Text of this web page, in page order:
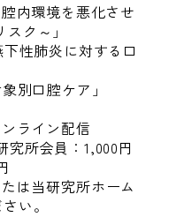
内環境を悪化させ
ク～」
性肺炎に対する口
別口腔ケア」
ライン配信
究所会員：1,000円
は当研究所ホーム
い。